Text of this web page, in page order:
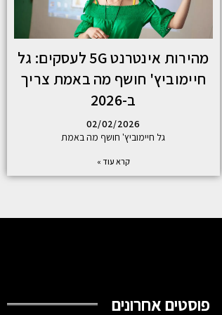
מהירות אינטרנט 5G לעסקים: גל
חיימוביץ' חושף מה באמת צריך
ב-2026
02/02/2026
גל חיימוביץ' חושף מה באמת
קרא עוד »
פוסטים אחרונים